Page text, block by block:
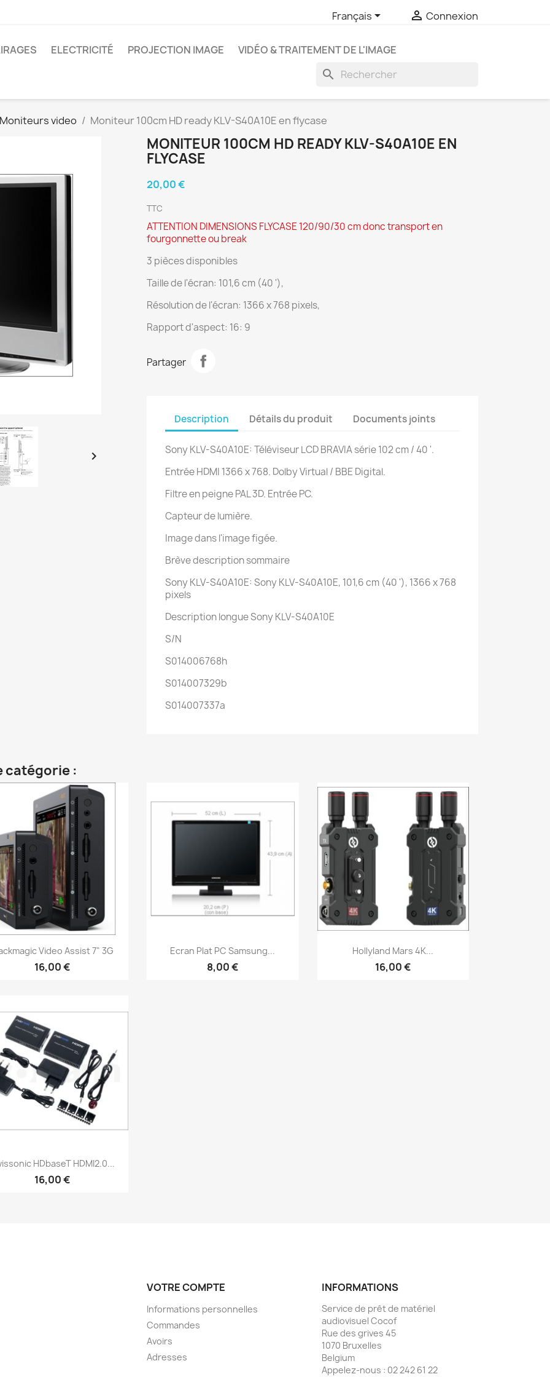
Français  Connexion
ELECTRICITÉ PROJECTION IMAGE VIDÉO & TRAITEMENT DE L'IMAGE
search
Moniteurs video Moniteur 100cm HD ready KLV-S40A10E en flycase

MONITEUR 100CM HD READY KLV-S40A10E EN
FLYCASE
20,00 €
TTC
ATTENTION DIMENSIONS FLYCASE 120/90/30 cm donc transport en
fourgonnette ou break
3 pièces disponibles
Taille de l'écran: 101,6 cm (40 '),
Résolution de l'écran: 1366 x 768 pixels,
Rapport d'aspect: 16: 9
Partager
Description Détails du produit Documents joints
Sony KLV-S40A10E: Téléviseur LCD BRAVIA série 102 cm / 40 '.
Entrée HDMI 1366 x 768. Dolby Virtual / BBE Digital.
Filtre en peigne PAL 3D. Entrée PC.
Capteur de lumière.
Image dans l'image figée.
Brève description sommaire
Sony KLV-S40A10E: Sony KLV-S40A10E, 101,6 cm (40 '), 1366 x 768
pixels
Description longue Sony KLV-S40A10E
S/N
S014006768h
S014007329b
S014007337a
catégorie :
Aperçu rapide
Video Assist 7" 3G
16,00 €
 Aperçu rapide
Ecran Plat PC Samsung...
8,00 €
Aperçu rapide
Hollyland Mars 4K...
16,00 €
Aperçu rapide
HDbaseT HDMI2.0...
16,00 €
VOTRE COMPTE
Informations personnelles
Commandes
Avoirs
Adresses
INFORMATIONS
Service de prêt de matériel
audiovisuel Cocof
Rue des grives 45
1070 Bruxelles
Belgium
Appelez-nous : 02 242 61 22